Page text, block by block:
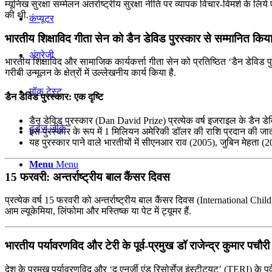
कंप्यूटर
अंग्रेजी
मॉक टेस्ट
टुडेज जीके
Menu Menu
म्यूनिख सुरक्षा सम्मेलन अंतर्राष्ट्रीय सुरक्षा नीति पर व्यापक विचार-
की थी.
भारतीय शिक्षाविद गीता सेन को डैन डेविड पुरस्कार से सम्मानित
भारतीय शिक्षाविद और सामाजिक कार्यकर्त्ता गीता सेन को प्रतिष्ठित ‘डैन
गरीबी उन्मूलन के क्षेत्रों में उल्लेखनीय कार्य किया है.
डैन डेविड पुरस्कार: एक दृष्टि
डैन डेविड पुरस्कार (Dan David Prize) प्रत्येक वर्ष इजराइल के डैन
इस पुरस्कार के रूप में 1 मिलियन अमेरिकी डॉलर की राशि प्रदान की
यह पुरस्कार पाने वाले भारतीयों में सीएनआर राव (2005), जुबिन
15 फरवरी: अन्तर्राष्ट्रीय बाल कैंसर दिवस
प्रत्येक वर्ष 15 फरवरी को अन्तर्राष्ट्रीय बाल कैंसर दिवस (International
आम ल्यूकेमिया, लिंफोमा और मस्तिष्क या पेट में ट्यूमर हैं.
भारतीय पर्यावरणविद और टेरी के पूर्व-प्रमुख डॉ राजेन्द्र कुमार
देश के प्रमुख पर्यावरणविद और ‘द एनर्जी एंड रिसोर्सेज इंस्टीट्यूट’ (TERI) के